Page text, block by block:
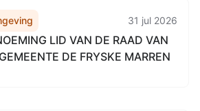
31 jul 2026
LID VAN DE RAAD VAN
DE FRYSKE MARREN